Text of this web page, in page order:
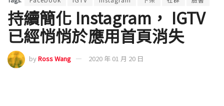
持續簡化 Instagram， IGTV
已經悄悄於應用首頁消失
byRoss Wang 2020 年 01 月 20 日